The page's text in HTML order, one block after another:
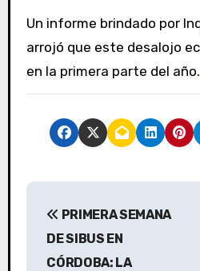
Un informe brindado por Inquilinos Agrupados
arrojó que este desalojo
en la primera parte del año.
N
PRIMERA SEMANA
DE SIBUS EN
CÓRDOBA: LA